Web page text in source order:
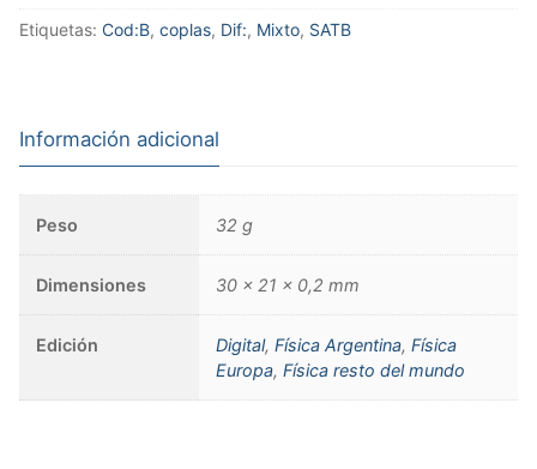
Etiquetas: Cod:B, coplas, Dif:, Mixto, SATB
Información adicional
Peso 32 g
Dimensiones 30 × 21 × 0,2 mm
Edición Digital,Física Argentina,Física
Europa,Física resto del mundo